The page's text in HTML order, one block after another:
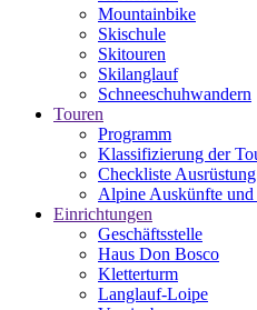
Mountainbike
Skischule
Skitouren
Skilanglauf
Schneeschuhwandern
Touren
Programm
Klassifizierung der
Checkliste Ausrüstung
Alpine Auskünfte
Einrichtungen
Geschäftsstelle
Haus Don Bosco
Kletterturm
Langlauf-Loipe